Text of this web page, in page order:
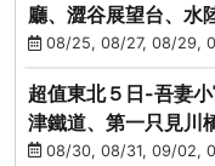
廳、澀谷展望台、水
饌、季節採果
08/25, 08/27, 08/29,
超值東北５日-吾妻
津鐵道、第一只見川
原纜車
08/30, 08/31, 09/02,